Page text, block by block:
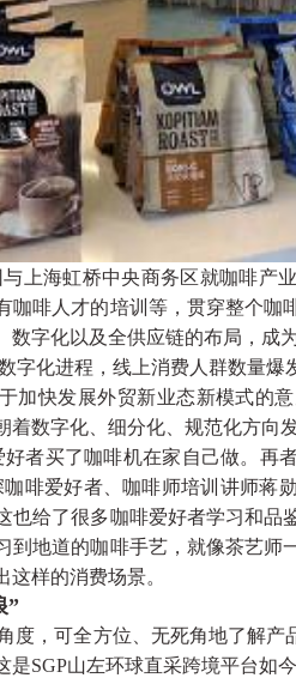
上海虹桥中央商务区就咖啡产
咖啡人才的培训等，贯穿整个咖
数字化以及全供应链的布局，成
化进程，线上消费人群数量爆
加快发展外贸新业态新模式的
着数字化、细分化、规范化方向
者买了咖啡机在家自己做。再
啡爱好者、咖啡师培训讲师蒋
也给了很多咖啡爱好者学习和品
到地道的咖啡手艺，就像茶艺
这样的消费场景。
”
度，可全方位、无死角地了解产
SGP山左环球直采跨境平台如今